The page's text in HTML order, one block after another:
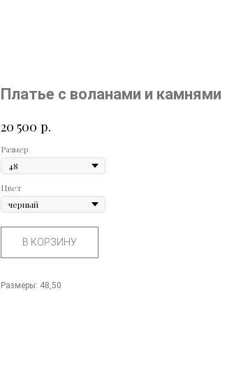
Платье с воланами и камнями
20 500 р.
Размер
Цвет
В КОРЗИНУ
Размеры: 48,50